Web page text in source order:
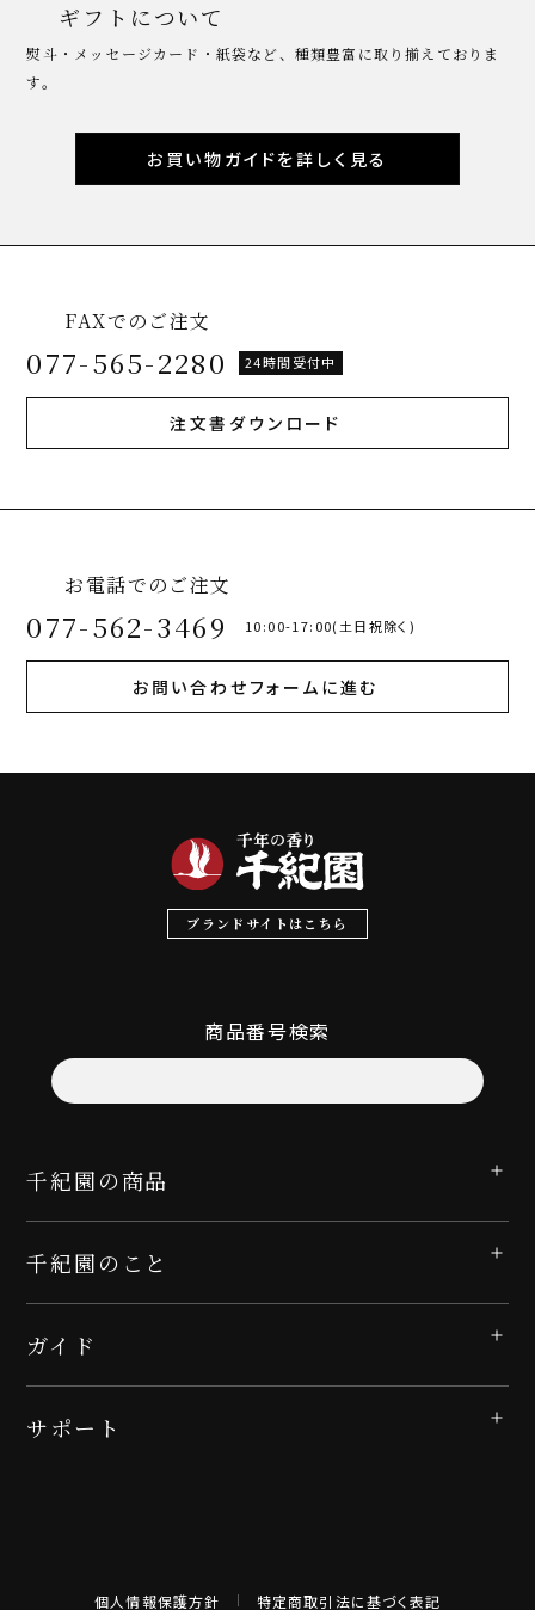
ギフトについて
熨斗・メッセージカード・紙袋など、種類豊富に取り揃えておりま
す。
お買い物ガイドを詳しく見る
FAXでのご注文
077-565-2280 24時間受付中
注文書ダウンロード
お電話でのご注文
077-562-3469 10:00-17:00(土日祝除く)
お問い合わせフォームに進む
ブランドサイトはこちら
商品番号検索
千紀園の商品
千紀園のこと
ガイド
サポート
個人情報保護方針 特定商取引法に基づく表記